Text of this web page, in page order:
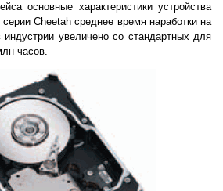
основные характеристики устройства
Cheetah среднее время наработки на
увеличено со стандартных для
часов.